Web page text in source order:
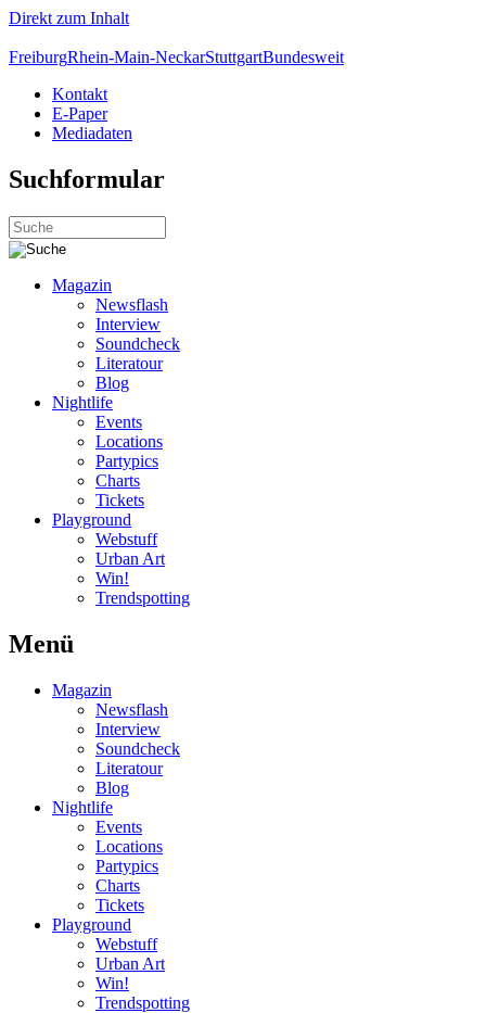
Direkt zum Inhalt
FreiburgRhein-Main-NeckarStuttgartBundesweit
Kontakt
E-Paper
Mediadaten
Suchformular
Magazin
Newsflash
Interview
Soundcheck
Literatour
Blog
Nightlife
Events
Locations
Partypics
Charts
Tickets
Playground
Webstuff
Urban Art
Win!
Trendspotting
Menü
Magazin
Newsflash
Interview
Soundcheck
Literatour
Blog
Nightlife
Events
Locations
Partypics
Charts
Tickets
Playground
Webstuff
Urban Art
Win!
Trendspotting